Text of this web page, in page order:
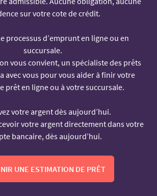
sur votre cote de crédit.
processus d’emprunt en ligne ou en
succursale.
vous convient, un spécialiste des prêts
avec vous pour vous aider à finir votre
prêt en ligne ou à votre succursale.
votre argent dès aujourd’hui.
votre argent directement dans votre
bancaire, dès aujourd’hui.
UNE ESTIMATION DE PRÊT